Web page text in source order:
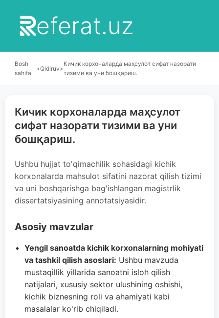
eferat.uz
Bosh
sahifa
>Qidiruv>
Кичик корхоналарда маҳсулот сифат назорати
тизими ва уни бошқариш.
Кичик корхоналарда маҳсулот
сифат назорати тизими ва уни
бошқариш.
Ushbu hujjat to'qimachilik sohasidagi kichik
korxonalarda mahsulot sifatini nazorat qilish tizimi
va uni boshqarishga bag'ishlangan magistrlik
dissertatsiyasining annotatsiyasidir.
Asosiy mavzular
Yengil sanoatda kichik korxonalarning mohiyati
va tashkil qilish asoslari: Ushbu mavzuda
mustaqillik yillarida sanoatni isloh qilish
natijalari, xususiy sektor ulushining oshishi,
kichik biznesning roli va ahamiyati kabi
masalalar ko'rib chiqiladi.